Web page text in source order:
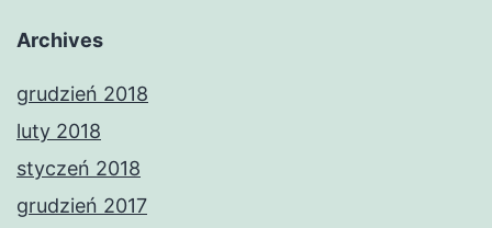
Archives
grudzień 2018
luty 2018
styczeń 2018
grudzień 2017